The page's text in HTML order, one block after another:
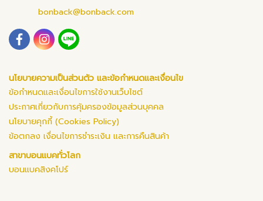
bonback@bonback.com
นโยบายความเป็นส่วนตัว และข้อกำหนดและเงื่อนไข
ข้อกำหนดและเงื่อนไขการใช้งานเว็บไซต์
ประกาศเกี่ยวกับการคุ้มครองข้อมูลส่วนบุคคล
นโยบายคุกกี้ (Cookies Policy)
ข้อตกลง เงื่อนไขการชำระเงิน และการคืนสินค้า
สาขาบอนแบคทั่วโลก
บอนแบคสิงคโปร์